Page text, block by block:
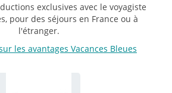
exclusives avec le voyagiste
pour des séjours en France ou à
l'étranger.
les avantages Vacances Bleues